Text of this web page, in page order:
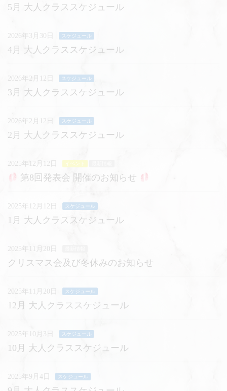
5月 大人クラススケジュール
2026年3月30日 スケジュール
4月 大人クラススケジュール
2026年2月12日 スケジュール
3月 大人クラススケジュール
2026年2月12日 スケジュール
2月 大人クラススケジュール
2025年12月12日 イベント
第8回発表会 開催のお知らせ
2025年12月12日 スケジュール
1月 大人クラススケジュール
2025年11月20日
クリスマス会及び冬休みのお知らせ
2025年11月20日 スケジュール
12月 大人クラススケジュール
2025年10月3日 スケジュール
10月 大人クラススケジュール
2025年9月4日 スケジュール